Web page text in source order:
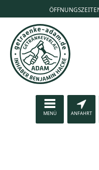
MENÜ ANFAHRT